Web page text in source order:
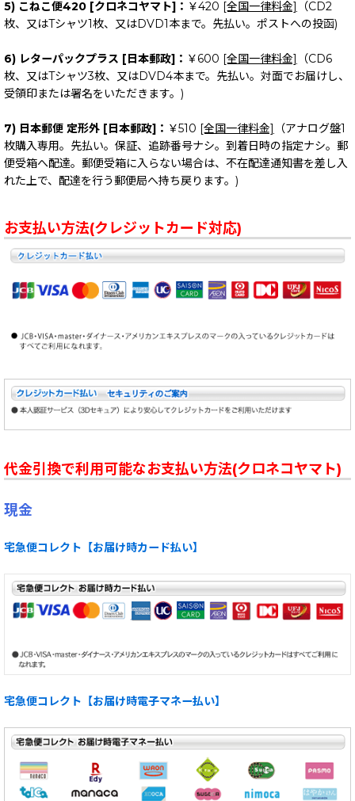
5) こねこ便420 [クロネコヤマト]： ￥420 [全国一律料金]
（CD2
枚、又はTシャツ1枚、又はDVD1本まで。先払い。ポストへの投函)
6) レターパックプラス [日本郵政]： ￥600 [全国一律料金]
（CD6
枚、又はTシャツ3枚、又はDVD4本まで。先払い。対面でお届けし、
受領印または署名をいただきます。)
7) 日本郵便 定形外 [日本郵政]： ￥510 [全国一律料金]
（アナログ盤1
枚購入専用。先払い。保証、追跡番号ナシ。到着日時の指定ナシ。郵
便受箱へ配達。郵便受箱に入らない場合は、不在配達通知書を差し入
れた上で、配達を行う郵便局へ持ち戻ります。)
お支払い方法(クレジットカード対応)
代金引換で利用可能なお支払い方法(クロネコヤマト)
現金
宅急便コレクト【お届け時カード払い】
宅急便コレクト【お届け時電子マネー払い】